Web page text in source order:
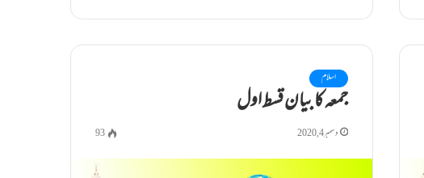
اسلام
جمعہ کا بیان قسط اول
دسمبر 4, 2020 93